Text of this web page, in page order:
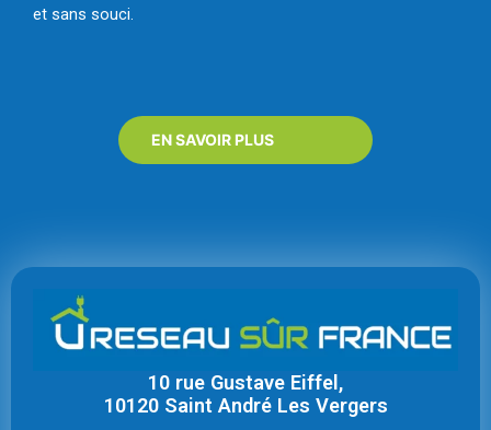
et sans souci.
EN SAVOIR PLUS
10 rue Gustave Eiffel,
10120 Saint André Les Vergers